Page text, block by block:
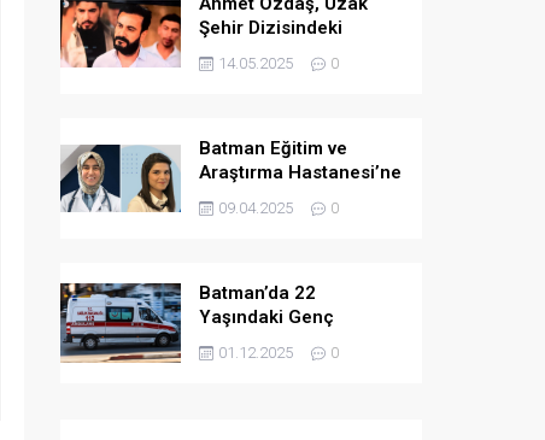
Şehir Dizisindeki
Performansıyla Beğeni
Topladı
14.05.2025 0
Batman Eğitim ve
Araştırma Hastanesi’ne
İki Yeni Uzman Hekim
09.04.2025 0
Batman’da 22
Yaşındaki Genç
Yaşamına Son Verdi
01.12.2025 0